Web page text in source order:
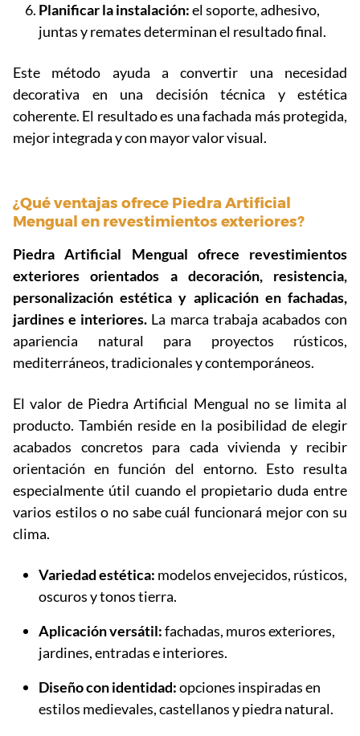
Planificar la instalación:el soporte, adhesivo,
juntas y remates determinan el resultado final.
Este método ayuda a convertir una necesidad
decorativa en una decisión técnica y estética
coherente. El resultado es una fachada más protegida,
mejor integrada y con mayor valor visual.
¿Qué ventajas ofrece Piedra Artificial
Mengual en revestimientos exteriores?
Piedra Artificial Mengual ofrece revestimientos
exteriores orientados a decoración, resistencia,
personalización estética y aplicación en fachadas,
jardines e interiores. La marca trabaja acabados con
apariencia natural para proyectos rústicos,
mediterráneos, tradicionales y contemporáneos.
El valor de Piedra Artificial Mengual no se limita al
producto. También reside en la posibilidad de elegir
acabados concretos para cada vivienda y recibir
orientación en función del entorno. Esto resulta
especialmente útil cuando el propietario duda entre
varios estilos o no sabe cuál funcionará mejor con su
clima.
Variedad estética: modelos envejecidos, rústicos,
oscuros y tonos tierra.
Aplicación versátil:fachadas, muros exteriores,
jardines, entradas e interiores.
Diseño con identidad:opciones inspiradas en
estilos medievales, castellanos y piedra natural.